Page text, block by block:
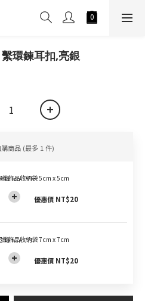
繫環鍊耳扣,亮銀
商品 (最多 1 件)
纖飾品收納袋 5cm x 5cm
優惠價 NT$20
纖飾品收納袋 7cm x 7cm
優惠價 NT$20